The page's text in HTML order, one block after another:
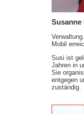
Susanne
Verwaltung.
Mobil
Susi ist
Jahren in
Sie
entgegen
zuständig.